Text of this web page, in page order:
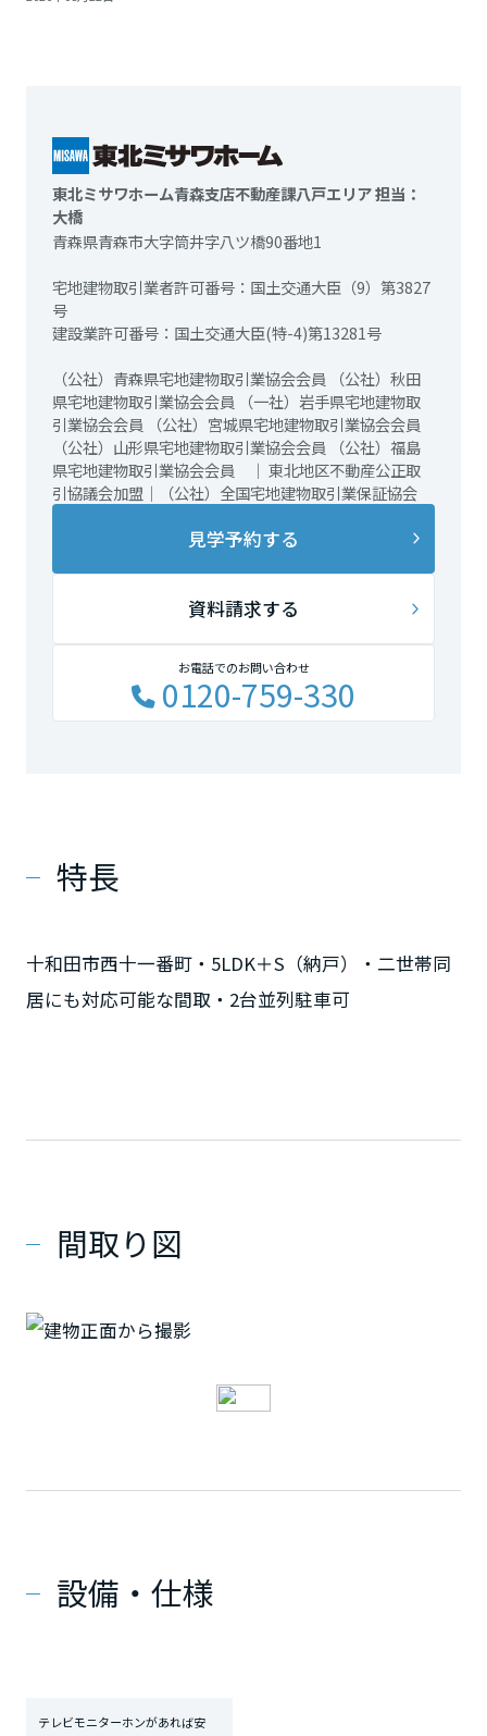
東北ミサワホーム青森支店不動産課八戸エリア 担当：
大橋
青森県青森市大字筒井字八ツ橋90番地1
宅地建物取引業者許可番号：国土交通大臣（9）第3827
号
建設業許可番号：国土交通大臣(特-4)第13281号
（公社）青森県宅地建物取引業協会会員 （公社）秋田
県宅地建物取引業協会会員 （一社）岩手県宅地建物取
引業協会会員 （公社）宮城県宅地建物取引業協会会員
（公社）山形県宅地建物取引業協会会員 （公社）福島
県宅地建物取引業協会会員 ｜ 東北地区不動産公正取
引協議会加盟｜（公社）全国宅地建物取引業保証協会
見学予約する
資料請求する
お電話でのお問い合わせ
0120-759-330
特長
十和田市西十一番町・5LDK＋S（納戸）・二世帯同
居にも対応可能な間取・2台並列駐車可
間取り図
設備・仕様
テレビモニターホンがあれば安